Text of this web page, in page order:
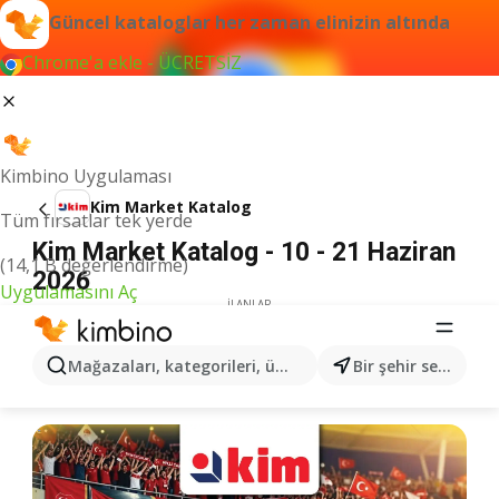
Güncel kataloglar her zaman elinizin altında
Chrome'a ekle - ÜCRETSİZ
Kimbino Uygulaması
Tüm fırsatlar tek yerde
(14,1 B değerlendirme)
Uygulamasını Aç
Mağazaları, kategorileri, ürünleri arayın... Bir şehir seçin
Kim Market Katalog
Kim Market Katalog - 10 - 21 Haziran
2026
İLANLAR